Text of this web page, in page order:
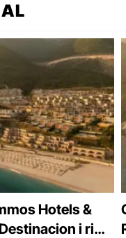
Hotels &
i ri